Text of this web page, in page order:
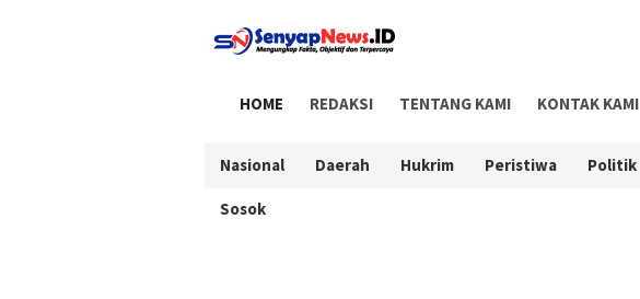
HOME REDAKSI TENTANG KAMI KONTAK KAMI
Nasional Daerah Hukrim Peristiwa Politik
Sosok